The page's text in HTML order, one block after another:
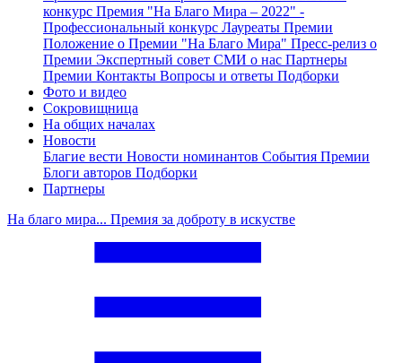
конкурс Премия "На Благо Мира – 2022" -
Профессиональный конкурс Лауреаты Премии
Положение о Премии "На Благо Мира" Пресс-релиз о
Премии Экспертный совет СМИ о нас Партнеры
Премии Контакты Вопросы и ответы Подборки
Фото и видео
Сокровищница
На общих началах
Новости
Благие вести Новости номинантов События Премии
Блоги авторов Подборки
Партнеры
На благо мира... Премия за доброту в искустве